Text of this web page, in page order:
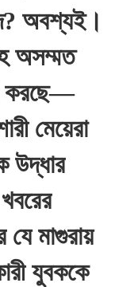
অবশ্যই।
অসম্মত
করছে—
মেয়েরা
উদ্ধার
মাগুরায়
যুবককে